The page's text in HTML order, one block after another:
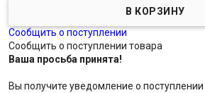
Сообщить о поступлении
Сообщить о поступлении товара
Ваша просьба принята!
Вы получите уведомление о